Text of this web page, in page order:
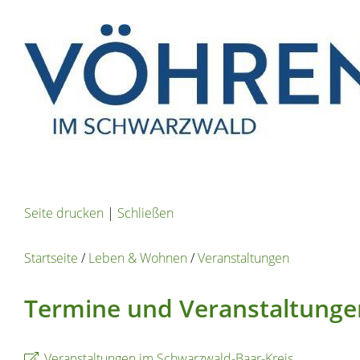
Seite drucken | Schließen
Startseite /Leben & Wohnen/Veranstaltungen
Termine und